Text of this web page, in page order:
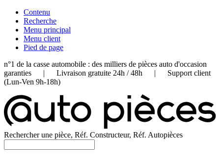
Contenu
Recherche
Menu principal
Menu client
Pied de page
n°1 de la casse automobile : des milliers de pièces auto d'occasion
garanties | Livraison gratuite 24h / 48h | Support client
(Lun-Ven 9h-18h)
Rechercher une pièce, Réf. Constructeur, Réf. Autopièces